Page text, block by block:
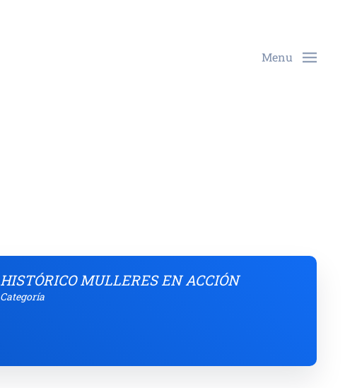
Menu
HISTÓRICO MULLERES EN ACCIÓN
Categoría